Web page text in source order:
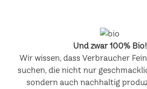
Und zwar 100% Bio!
Wir wissen, dass Verbraucher
suchen, die nicht nur
sondern auch nachhaltig